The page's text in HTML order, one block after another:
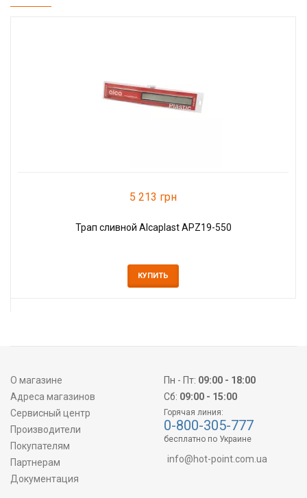
5 213 грн
Трап сливной Alcaplast APZ19-550
КУПИТЬ
О магазине
Адреса магазинов
Сервисный центр
Производители
Покупателям
Партнерам
Документация
Пн - Пт: 09:00 - 18:00
Сб: 09:00 - 15:00
Горячая линия:
0-800-305-777
бесплатно по Украине
info@hot-point.com.ua